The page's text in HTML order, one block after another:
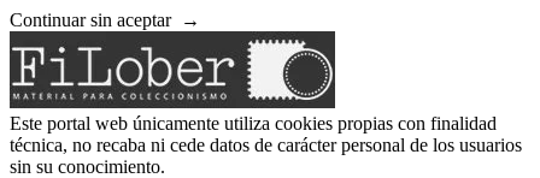
Continuar sin aceptar →
Este portal web únicamente utiliza cookies propias con finalidad
técnica, no recaba ni cede datos de carácter personal de los usuarios
sin su conocimiento.